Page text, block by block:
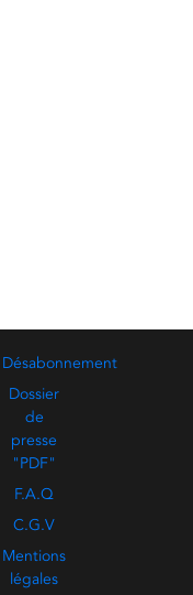
Désabonnement
Dossier
de
presse
"PDF"
F.A.Q
C.G.V
Mentions
légales